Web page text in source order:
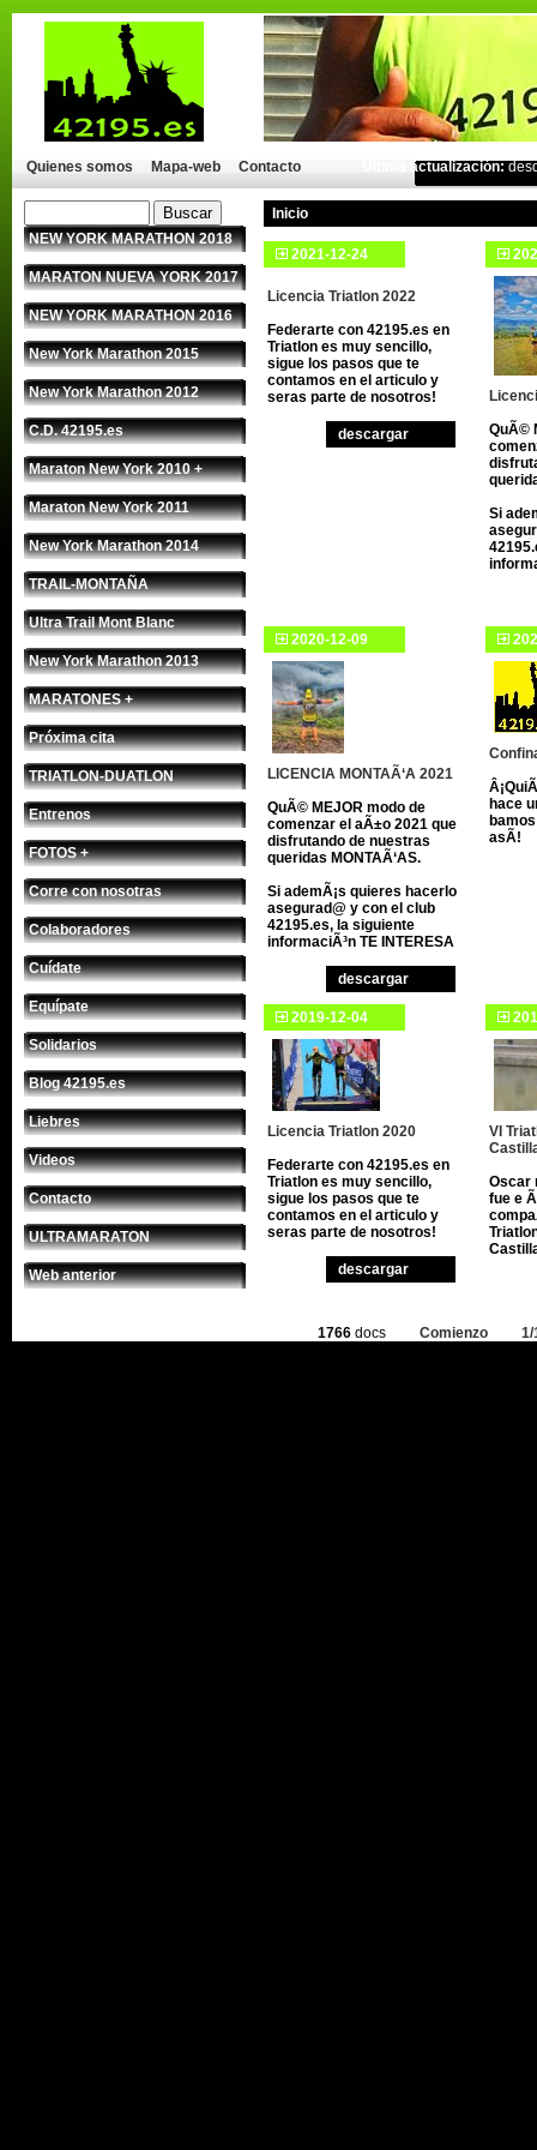
Quienes somos Mapa-web Contacto Última actualización:
NEW YORK MARATHON 2018
MARATON NUEVA YORK 2017
NEW YORK MARATHON 2016
New York Marathon 2015
New York Marathon 2012
C.D. 42195.es
Maraton New York 2010 +
Maraton New York 2011
New York Marathon 2014
TRAIL-MONTAÑA
Ultra Trail Mont Blanc
New York Marathon 2013
MARATONES +
Próxima cita
TRIATLON-DUATLON
Entrenos
FOTOS +
Corre con nosotras
Colaboradores
Cuídate
Equípate
Solidarios
Blog 42195.es
Liebres
Videos
Contacto
ULTRAMARATON
Web anterior
Inicio
2021-12-24
Licencia Triatlon 2022
Federarte con 42195.es en
Triatlon es muy sencillo,
sigue los pasos que te
contamos en el articulo y
seras parte de nosotros!
descargar
QuÃ©
Si
2020-12-09
LICENCIA MONTAÃ‘A 2021
QuÃ© MEJOR modo de
comenzar el aÃ±o 2021 que
disfrutando de nuestras
queridas MONTAÃ‘AS.
Si ademÃ¡s quieres hacerlo
asegurad@ y con el club
42195.es, la siguiente
informaciÃ³n TE INTERESA
descargar
hace
asÃ­!
2019-12-04
Licencia Triatlon 2020
Federarte con 42195.es en
Triatlon es muy sencillo,
sigue los pasos que te
contamos en el articulo y
seras parte de nosotros!
descargar
VI
Oscar
fue e
1766 docs Comienzo 1/